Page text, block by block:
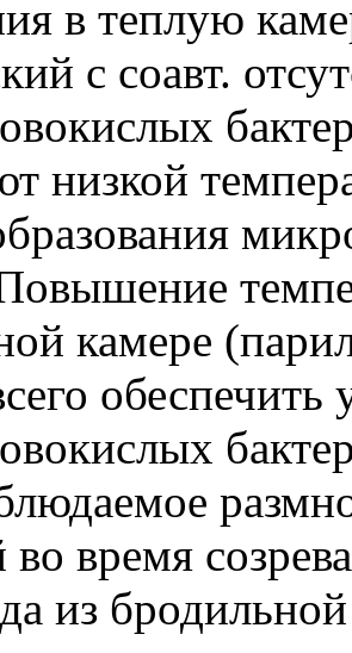
в теплую
с соавт.
низкой
камере
обеспечить
во время
из